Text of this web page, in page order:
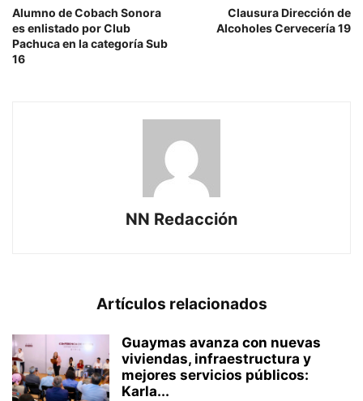
Alumno de Cobach Sonora
es enlistado por Club
Pachuca en la categoría Sub
16
Clausura Dirección de
Alcoholes Cervecería 19
NN Redacción
Artículos relacionados
Guaymas avanza con nuevas
viviendas, infraestructura y
mejores servicios públicos:
Karla...